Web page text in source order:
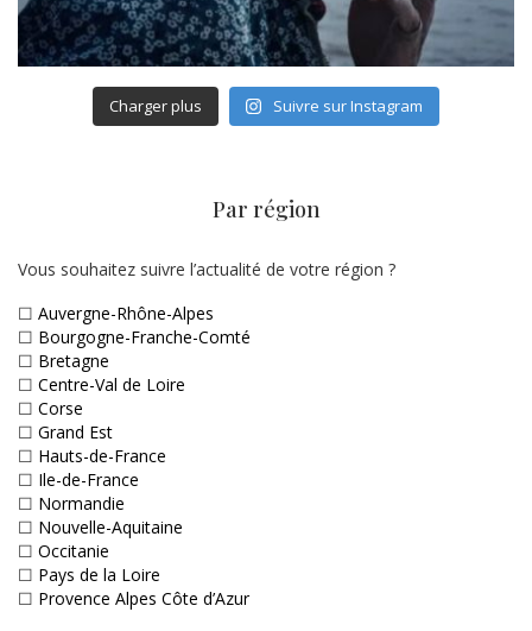
Charger plus Suivre sur Instagram
Par région
Vous souhaitez suivre l’actualité de votre région ?
☐ Auvergne-Rhône-Alpes
☐ Bourgogne-Franche-Comté
☐ Bretagne
☐ Centre-Val de Loire
☐ Corse
☐ Grand Est
☐ Hauts-de-France
☐ Ile-de-France
☐ Normandie
☐ Nouvelle-Aquitaine
☐ Occitanie
☐ Pays de la Loire
☐ Provence Alpes Côte d’Azur